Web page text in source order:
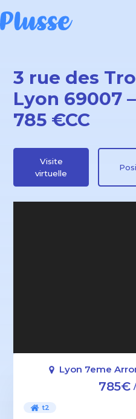
3 rue des
Lyon 69007
785 €CC
Visite
virtuelle
Lyon 7eme
785€
t2